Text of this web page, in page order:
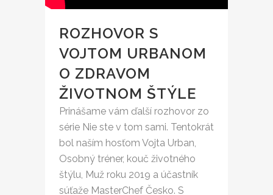
ROZHOVOR S
VOJTOM URBANOM
O ZDRAVOM
ŽIVOTNOM ŠTÝLE
Prinášame vám ďalší rozhovor zo
série Nie ste v tom sami. Tentokrát
bol naším hosťom Vojta Urban,
Osobný tréner, kouč životného
štýlu, Muž roku 2019 a účastník
súťaže MasterChef Česko. S